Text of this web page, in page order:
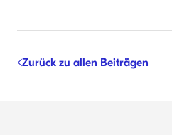
Zurück zu allen Beiträgen